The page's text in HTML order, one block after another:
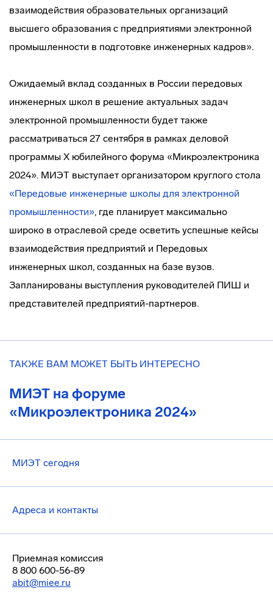
взаимодействия образовательных организаций
высшего образования с предприятиями электронной
промышленности в подготовке инженерных кадров».
Ожидаемый вклад созданных в России передовых
инженерных школ в решение актуальных задач
электронной промышленности будет также
рассматриваться 27 сентября в рамках деловой
программы X юбилейного форума «Микроэлектроника
2024». МИЭТ выступает организатором круглого стола
«Передовые инженерные школы для электронной
промышленности», где планирует максимально
широко в отраслевой среде осветить успешные кейсы
взаимодействия предприятий и Передовых
инженерных школ, созданных на базе вузов.
Запланированы выступления руководителей ПИШ и
представителей предприятий-партнеров.
ТАКЖЕ ВАМ МОЖЕТ БЫТЬ ИНТЕРЕСНО
МИЭТ на форуме
«Микроэлектроника 2024»
МИЭТ сегодня
Адреса и контакты
Приемная комиссия
8 800 600-56-89
abit@miee.ru